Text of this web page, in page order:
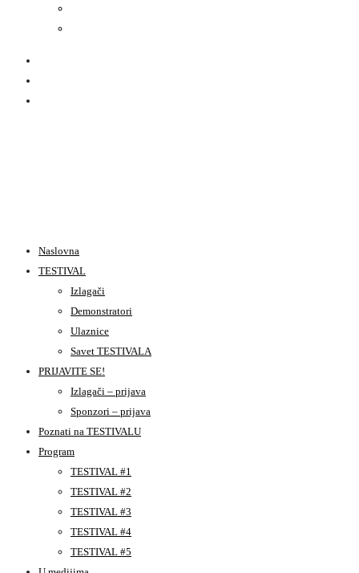
Naslovna
TESTIVAL
Izlagači
Demonstratori
Ulaznice
Savet TESTIVALA
PRIJAVITE SE!
Izlagači – prijava
Sponzori – prijava
Poznati na TESTIVALU
Program
TESTIVAL #1
TESTIVAL #2
TESTIVAL #3
TESTIVAL #4
TESTIVAL #5